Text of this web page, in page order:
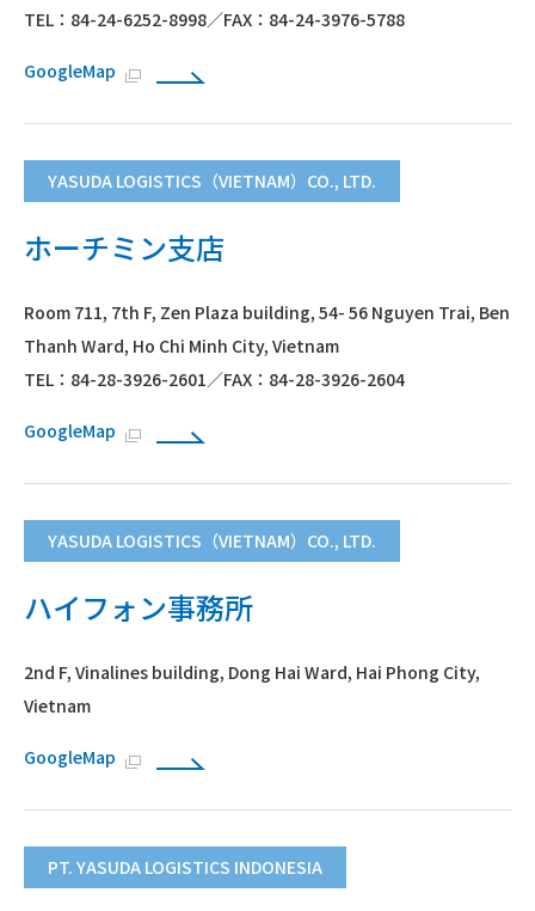
TEL：84-24-6252-8998／FAX：84-24-3976-5788
GoogleMap
YASUDA LOGISTICS（VIETNAM）CO., LTD.
ホーチミン支店
Room 711, 7th F, Zen Plaza building, 54- 56 Nguyen Trai, Ben
Thanh Ward, Ho Chi Minh City, Vietnam
TEL：84-28-3926-2601／FAX：84-28-3926-2604
GoogleMap
YASUDA LOGISTICS（VIETNAM）CO., LTD.
ハイフォン事務所
2nd F, Vinalines building, Dong Hai Ward, Hai Phong City,
Vietnam
GoogleMap
PT. YASUDA LOGISTICS INDONESIA